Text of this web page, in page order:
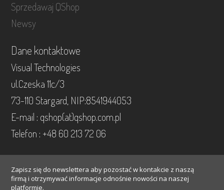
Sprzedawaj QShop
Newsy
Dane kontaktowe
Visual Technologies
ul.Czeska 11c/3
73-110 Stargard, NIP:8541944053
E-mail : qshop(at)qshop.com.pl
Telefon : +48 60 213 72 06
Zapisz się do newslettera aby pozostać w kontakcie z naszą
firmą i otrzymywać informacje odnośnie nowości na naszej
platformie.